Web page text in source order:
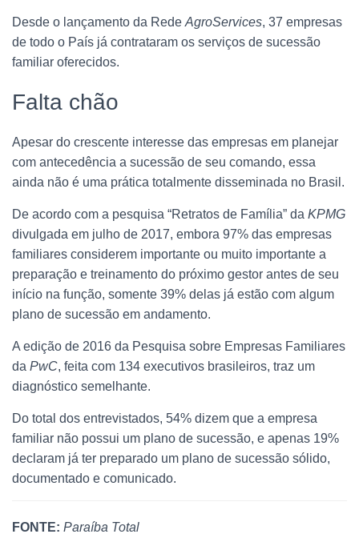
Desde o lançamento da Rede AgroServices, 37 empresas
de todo o País já contrataram os serviços de sucessão
familiar oferecidos.
Falta chão
Apesar do crescente interesse das empresas em planejar
com antecedência a sucessão de seu comando, essa
ainda não é uma prática totalmente disseminada no Brasil.
De acordo com a pesquisa “Retratos de Família” da KPMG
divulgada em julho de 2017, embora 97% das empresas
familiares considerem importante ou muito importante a
preparação e treinamento do próximo gestor antes de seu
início na função, somente 39% delas já estão com algum
plano de sucessão em andamento.
A edição de 2016 da Pesquisa sobre Empresas Familiares
da PwC, feita com 134 executivos brasileiros, traz um
diagnóstico semelhante.
Do total dos entrevistados, 54% dizem que a empresa
familiar não possui um plano de sucessão, e apenas 19%
declaram já ter preparado um plano de sucessão sólido,
documentado e comunicado.
FONTE: Paraíba Total